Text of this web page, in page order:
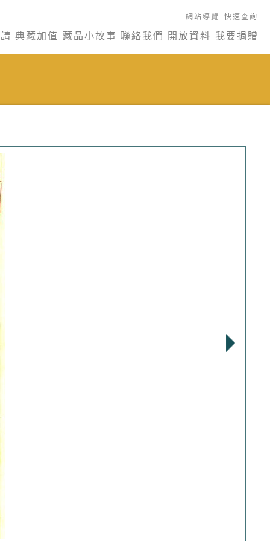
網站導覽 快速查詢
典藏加值 藏品小故事 聯絡我們 開放資料 我要捐贈